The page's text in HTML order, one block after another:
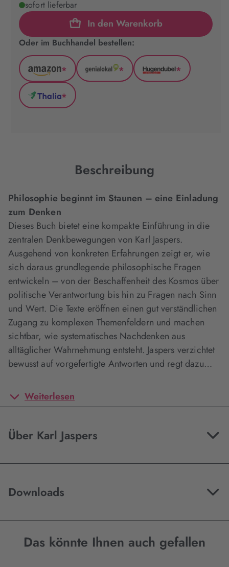
sofort lieferbar
In den Warenkorb
Oder im Buchhandel bestellen:
Amazon
(wird
in
neuem
*
GenialLokal
*
Hugendubel
*
Thalia
*
Beschreibung
Philosophie beginnt im Staunen – eine Einladung
zum Denken
Dieses Buch bietet eine kompakte Einführung in die
zentralen Denkbewegungen von Karl Jaspers.
Ausgehend von konkreten Erfahrungen zeigt er, wie
sich daraus grundlegende philosophische Fragen
entwickeln – von der Beschaffenheit des Kosmos über
politische Verantwortung bis hin zu Fragen nach Sinn
und Wert. Die Texte eröffnen einen gut verständlichen
Zugang zu komplexen Themenfeldern und machen
sichtbar, wie systematisches Nachdenken aus
alltäglicher Wahrnehmung entsteht. Jaspers verzichtet
bewusst auf vorgefertigte Antworten und regt dazu…
Weiterlesen
Über Karl Jaspers
Downloads
Das könnte Ihnen auch gefallen